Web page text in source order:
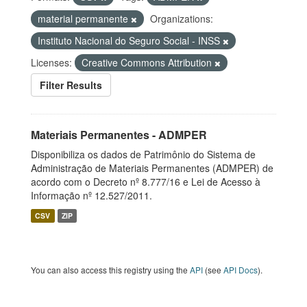
material permanente
Organizations:
Instituto Nacional do Seguro Social - INSS
Licenses:
Creative Commons Attribution
Filter Results
Materiais Permanentes - ADMPER
Disponibiliza os dados de Patrimônio do Sistema de
Administração de Materiais Permanentes (ADMPER) de
acordo com o Decreto nº 8.777/16 e Lei de Acesso à
Informação nº 12.527/2011.
CSV ZIP
You can also access this registry using the API (see API Docs).